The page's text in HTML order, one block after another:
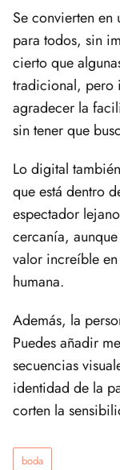
Se convierten
para todos, sin
cierto que
tradicional, pero
agradecer la
sin tener que
Lo digital
que está dentro
espectador
cercanía,
valor increíble
humana.
Además, la
Puedes añadir
secuencias
identidad de la
corten la
boda